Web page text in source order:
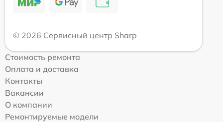
© 2026 Сервисный центр Sharp
Стоимость ремонта
Оплата и доставка
Контакты
Вакансии
О компании
Ремонтируемые модели